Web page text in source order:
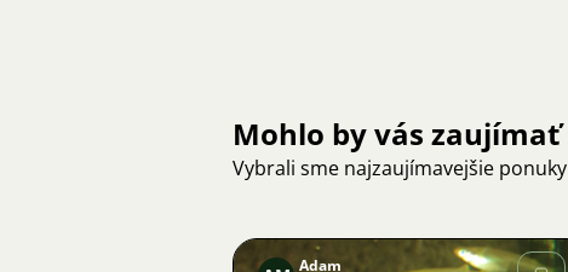
Mohlo by vás zaujímať
Vybrali sme najzaujímavejšie ponuky
Adam